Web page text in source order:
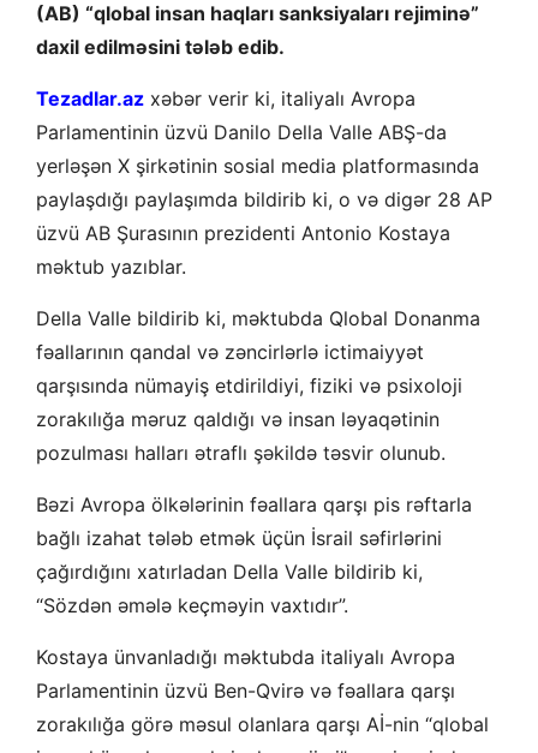
(AB) “qlobal insan haqları sanksiyaları rejiminə”
daxil edilməsini tələb edib.
Tezadlar.az xəbər verir ki, italiyalı Avropa
Parlamentinin üzvü Danilo Della Valle ABŞ-da
yerləşən X şirkətinin sosial media platformasında
paylaşdığı paylaşımda bildirib ki, o və digər 28 AP
üzvü AB Şurasının prezidenti Antonio Kostaya
məktub yazıblar.
Della Valle bildirib ki, məktubda Qlobal Donanma
fəallarının qandal və zəncirlərlə ictimaiyyət
qarşısında nümayiş etdirildiyi, fiziki və psixoloji
zorakılığa məruz qaldığı və insan ləyaqətinin
pozulması halları ətraflı şəkildə təsvir olunub.
Bəzi Avropa ölkələrinin fəallara qarşı pis rəftarla
bağlı izahat tələb etmək üçün İsrail səfirlərini
çağırdığını xatırladan Della Valle bildirib ki,
“Sözdən əmələ keçməyin vaxtıdır”.
Kostaya ünvanladığı məktubda italiyalı Avropa
Parlamentinin üzvü Ben-Qvirə və fəallara qarşı
zorakılığa görə məsul olanlara qarşı Aİ-nin “qlobal